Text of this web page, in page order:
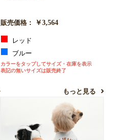
販売価格： ￥3,564
レッド
ブルー
カラーをタップしてサイズ・在庫を表示
表記の無いサイズは販売終了
もっと見る